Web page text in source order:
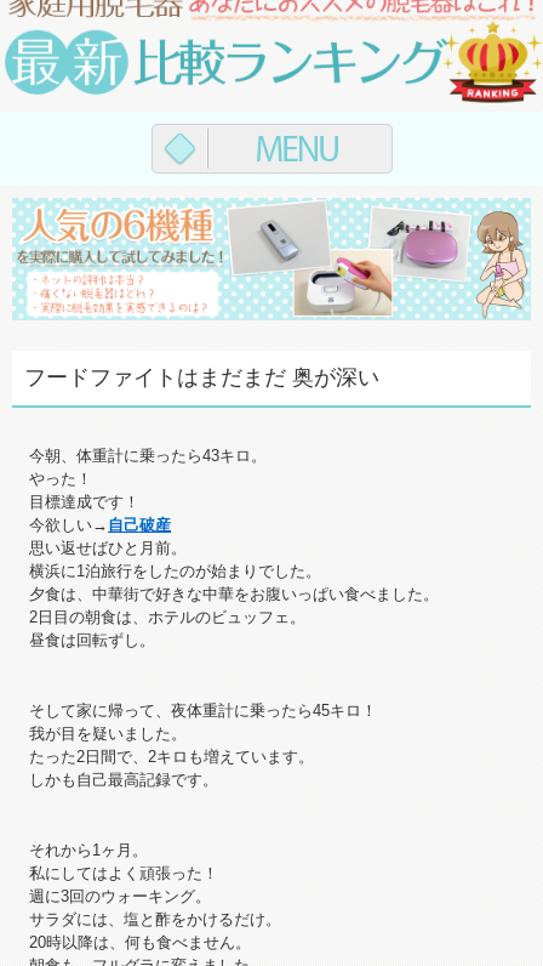
フードファイトはまだまだ 奥が深い
今朝、体重計に乗ったら43キロ。
やった！
目標達成です！
今欲しい→ 自己破産
思い返せばひと月前。
横浜に1泊旅行をしたのが始まりでした。
夕食は、中華街で好きな中華をお腹いっぱい食べました。
2日目の朝食は、ホテルのビュッフェ。
昼食は回転ずし。
そして家に帰って、夜体重計に乗ったら45キロ！
我が目を疑いました。
たった2日間で、2キロも増えています。
しかも自己最高記録です。
それから1ヶ月。
私にしてはよく頑張った！
週に3回のウォーキング。
サラダには、塩と酢をかけるだけ。
20時以降は、何も食べません。